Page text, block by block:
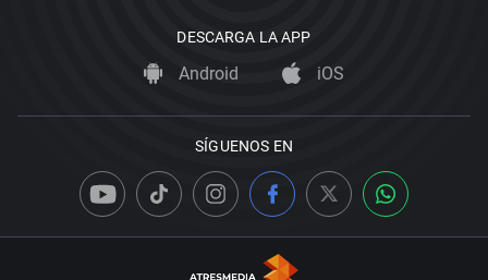
DESCARGA LA APP
Android iOS
SÍGUENOS EN